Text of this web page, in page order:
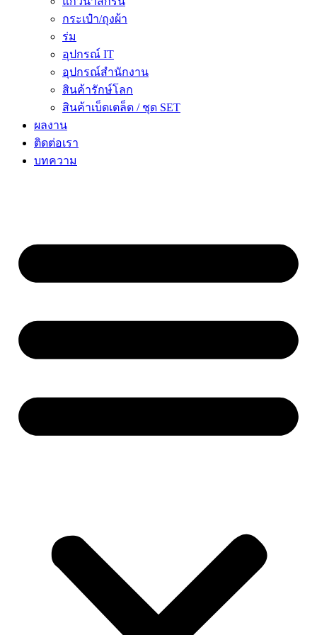
กระเป๋า/ถุงผ้า
ร่ม
อุปกรณ์ IT
อุปกรณ์สำนักงาน
สินค้ารักษ์โลก
สินค้าเบ็ดเตล็ด / ชุด SET
ผลงาน
ติดต่อเรา
บทความ